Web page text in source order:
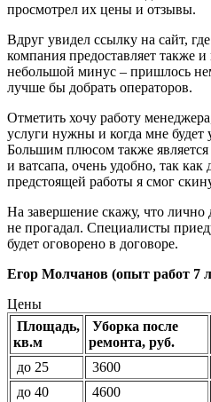
просмотрел их цены и отзывы.
Вдруг увидел ссылку на сайт,
компания предоставляет также
небольшой минус – пришлось
лучше бы добрать операторов.
Отметить хочу работу
услуги нужны и когда мне будет
Большим плюсом также является
и ватсапа, очень удобно, так
предстоящей работы я смог
На завершение скажу, что лично
не прогадал. Специалисты
будет оговорено в договоре.
Егор Молчанов (опыт работ 7
Цены
Площадь,
кв.м
Уборка после
ремонта, руб.
до 25
3600
до 40
4600